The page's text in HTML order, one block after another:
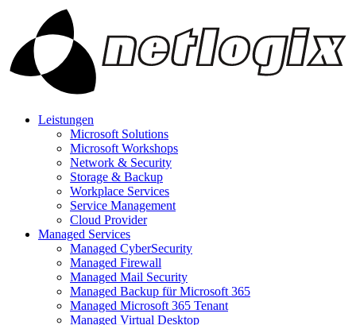
Leistungen
Microsoft Solutions
Microsoft Workshops
Network & Security
Storage & Backup
Workplace Services
Service Management
Cloud Provider
Managed Services
Managed CyberSecurity
Managed Firewall
Managed Mail Security
Managed Backup für Microsoft 365
Managed Microsoft 365 Tenant
Managed Virtual Desktop